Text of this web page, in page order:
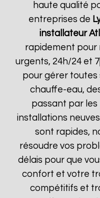
haute qualité
entreprises de
installateur
rapidement pour
urgents, 24h/24 et
pour gérer toutes
chauffe-eau,
passant par
installations
sont rapides,
résoudre vos
délais pour que
confort et votre
compétitifs et